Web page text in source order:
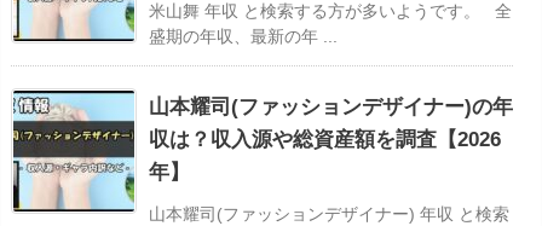
米山舞 年収 と検索する方が多いようです。 全
盛期の年収、最新の年 ...
山本耀司(ファッションデザイナー)の年
収は？収入源や総資産額を調査【2026
年】
山本耀司(ファッションデザイナー) 年収 と検索